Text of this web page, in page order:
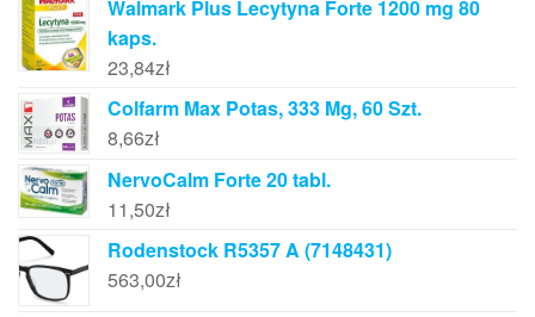
Walmark Plus Lecytyna Forte 1200 mg 80
kaps.
23,84zł
Colfarm Max Potas, 333 Mg, 60 Szt.
8,66zł
NervoCalm Forte 20 tabl.
11,50zł
Rodenstock R5357 A (7148431)
563,00zł